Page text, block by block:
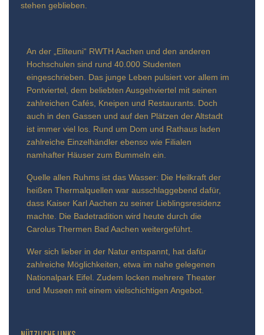
stehen geblieben.
An der „Eliteuni“ RWTH Aachen und den anderen
Hochschulen sind rund 40.000 Studenten
eingeschrieben. Das junge Leben pulsiert vor allem im
Pontviertel, dem beliebten Ausgehviertel mit seinen
zahlreichen Cafés, Kneipen und Restaurants. Doch
auch in den Gassen und auf den Plätzen der Altstadt
ist immer viel los. Rund um Dom und Rathaus laden
zahlreiche Einzelhändler ebenso wie Filialen
namhafter Häuser zum Bummeln ein.
Quelle allen Ruhms ist das Wasser: Die Heilkraft der
heißen Thermalquellen war ausschlaggebend dafür,
dass Kaiser Karl Aachen zu seiner Lieblingsresidenz
machte. Die Badetradition wird heute durch die
Carolus Thermen Bad Aachen weitergeführt.
Wer sich lieber in der Natur entspannt, hat dafür
zahlreiche Möglichkeiten, etwa im nahe gelegenen
Nationalpark Eifel. Zudem locken mehrere Theater
und Museen mit einem vielschichtigen Angebot.